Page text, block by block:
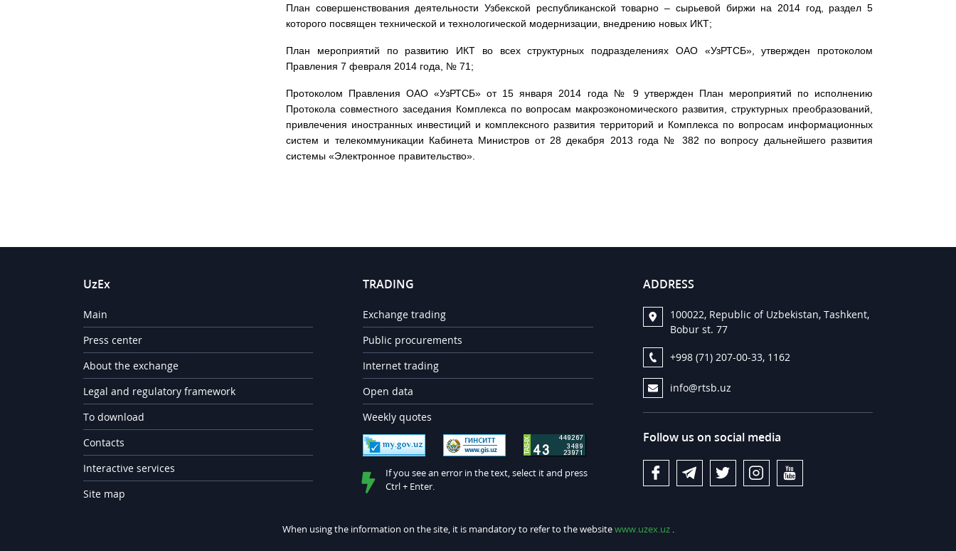
План совершенствования деятельности Узбекской республиканской товарно – сырьевой биржи на 2014 год, раздел 5
которого посвящен технической и технологической модернизации, внедрению новых ИКТ;
План мероприятий по развитию ИКТ во всех структурных подразделениях ОАО «УзРТСБ», утвержден протоколом
Правления 7 февраля 2014 года, № 71;
Протоколом Правления ОАО «УзРТСБ» от 15 января 2014 года № 9 утвержден План мероприятий по исполнению
Протокола совместного заседания Комплекса по вопросам макроэкономического развития, структурных преобразований,
привлечения иностранных инвестиций и комплексного развития территорий и Комплекса по вопросам информационных
систем и телекоммуникации Кабинета Министров от 28 декабря 2013 года № 382 по вопросу дальнейшего развития
системы «Электронное правительство».
UzEx
Main
Press center
About the exchange
Legal and regulatory framework
To download
Contacts
Interactive services
Site map
TRADING
Exchange trading
Public procurements
Internet trading
Open data
Weekly quotes
If you see an error in the text, select it and press
Ctrl + Enter.
ADDRESS
100022, Republic of Uzbekistan, Tashkent,
Bobur st. 77
+998 (71) 207-00-33, 1162
info@rtsb.uz
Follow us on social media
When using the information on the site, it is mandatory to refer to the websitewww.uzex.uz .